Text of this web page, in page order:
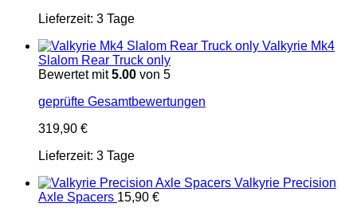
Lieferzeit: 3 Tage
Valkyrie Mk4
Slalom Rear Truck only
Bewertet mit5.00 von 5
geprüfte Gesamtbewertungen
319,90 €
Lieferzeit: 3 Tage
Valkyrie Precision
Axle Spacers 15,90 €